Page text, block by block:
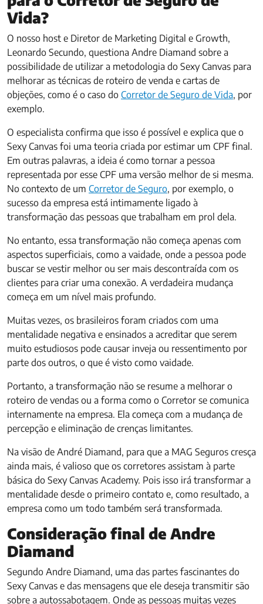
Vida?
O nosso host e Diretor de Marketing Digital e Growth,
Leonardo Secundo, questiona Andre Diamand sobre a
possibilidade de utilizar a metodologia do Sexy Canvas para
melhorar as técnicas de roteiro de venda e cartas de
objeções, como é o caso do Corretor de Seguro de Vida, por
exemplo.
O especialista confirma que isso é possível e explica que o
Sexy Canvas foi uma teoria criada por estimar um CPF final.
Em outras palavras, a ideia é como tornar a pessoa
representada por esse CPF uma versão melhor de si mesma.
No contexto de um Corretor de Seguro, por exemplo, o
sucesso da empresa está intimamente ligado à
transformação das pessoas que trabalham em prol dela.
No entanto, essa transformação não começa apenas com
aspectos superficiais, como a vaidade, onde a pessoa pode
buscar se vestir melhor ou ser mais descontraída com os
clientes para criar uma conexão. A verdadeira mudança
começa em um nível mais profundo.
Muitas vezes, os brasileiros foram criados com uma
mentalidade negativa e ensinados a acreditar que serem
muito estudiosos pode causar inveja ou ressentimento por
parte dos outros, o que é visto como vaidade.
Portanto, a transformação não se resume a melhorar o
roteiro de vendas ou a forma como o Corretor se comunica
internamente na empresa. Ela começa com a mudança de
percepção e eliminação de crenças limitantes.
Na visão de André Diamand, para que a MAG Seguros cresça
ainda mais, é valioso que os corretores assistam à parte
básica do Sexy Canvas Academy. Pois isso irá transformar a
mentalidade desde o primeiro contato e, como resultado, a
empresa como um todo também será transformada.
Consideração final de Andre
Diamand
Segundo Andre Diamand, uma das partes fascinantes do
Sexy Canvas e das mensagens que ele deseja transmitir são
sobre a autossabotagem. Onde as pessoas muitas vezes